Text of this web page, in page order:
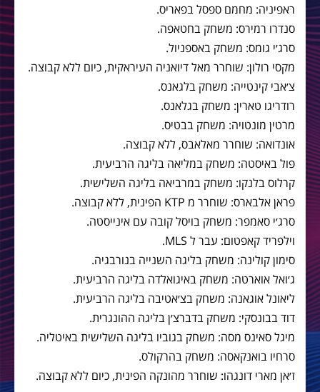
ראפיניה: מחמם ספסל בפאריס.
סנדרו רמירס: משחק בחטאפה.
סרג׳י גומס: משחק באספניול.
מקסי רולון: שוחרר מאל דיואניה העיראקית, כיום ללא קבוצה.
צ׳אבי קינטייה: משחק בלגאנס.
רודריגו טארין: משחק בגלאנס.
מרטין מונטויה: משחק בבטיס.
אונדואה: שוחרר מאלאבס, ללא קבוצה.
פול באיסטה: משחק במליאה בליגה הרביעית.
קרלוס בלנקו: משחק במרביאה בליגה השלישית.
פראן אלבארס: שוחרר מ KTP הפינית, ללא קבוצה.
סרג׳י סאמפר: משחק בויסל קובה עם אינייסטה.
וילפריד קאפטום: עבר ל MLS.
סימון קולינה: משחק בליגה השנייה בנורבגיה.
ג׳ואל אוארטה: משחק באיגואלדה בליגה הרביעית.
ליאונל אוגאנה: משחק בצ׳אטיבה בליגה הרביעית.
דוד בבונסקי: משחק בדברצ׳ן בליגה ההונגרית.
מיגל סאינס מסה: משחק בגוביו בליגה השלישית באיטליה.
סרחיו בואנקאסה: משחק בהרקולס.
ז׳אן מארי דונגהו: שוחרר מהונקה הפינית, כיום ללא קבוצה.